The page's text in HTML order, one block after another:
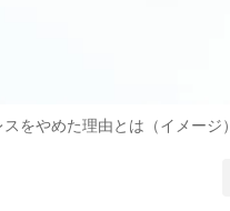
をやめた理由とは（イメージ）